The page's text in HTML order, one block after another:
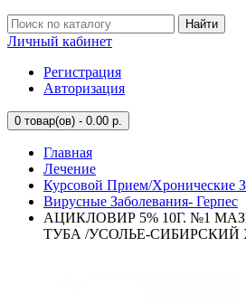
Найти
Личный кабинет
Регистрация
Авторизация
0 товар(ов) - 0.00 р.
Главная
Лечение
Курсовой Прием/Хронические
Вирусные Заболевания- Герпес
АЦИКЛОВИР 5% 10Г. №1
ТУБА /УСОЛЬЕ-СИБИРСКИЙ